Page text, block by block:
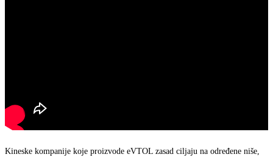
Kineske kompanije koje proizvode eVTOL zasad ciljaju na određene niše,